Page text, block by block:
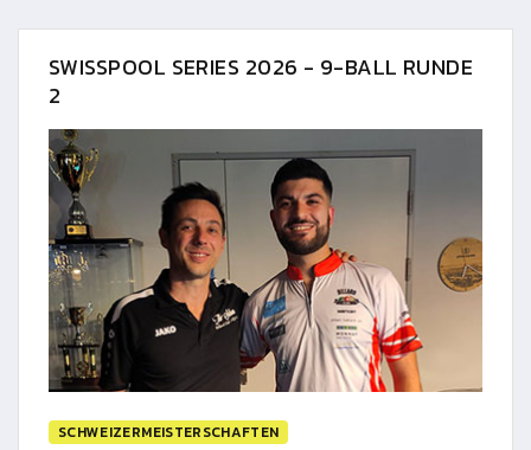
SWISSPOOL SERIES 2026 - 9-BALL RUNDE
2
SCHWEIZERMEISTERSCHAFTEN